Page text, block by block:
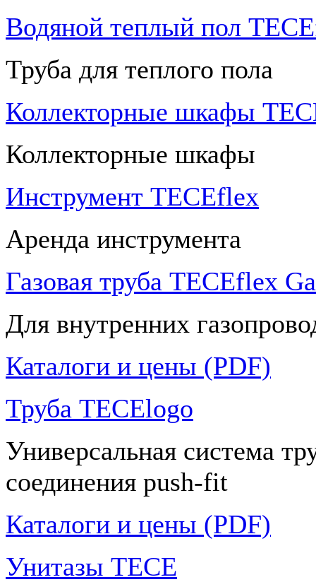
Водяной теплый пол
Труба для теплого пола
Коллекторные шкафы
Коллекторные шкафы
Инструмент TECEflex
Аренда инструмента
Газовая труба TECEflex
Для внутренних
Каталоги и цены (PDF)
Труба TECElogo
Универсальная система
соединения push-fit
Каталоги и цены (PDF)
Унитазы TECE